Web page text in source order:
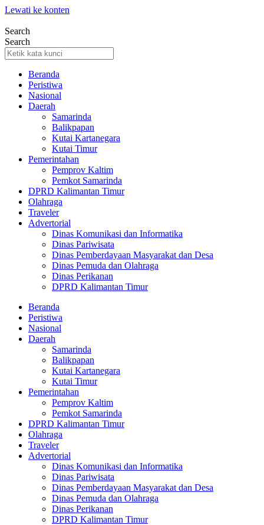
Lewati ke konten
Search
Search
Beranda
Peristiwa
Nasional
Daerah
Samarinda
Balikpapan
Kutai Kartanegara
Kutai Timur
Pemerintahan
Pemprov Kaltim
Pemkot Samarinda
DPRD Kalimantan Timur
Olahraga
Traveler
Advertorial
Dinas Komunikasi dan Informatika
Dinas Pariwisata
Dinas Pemberdayaan Masyarakat dan Desa
Dinas Pemuda dan Olahraga
Dinas Perikanan
DPRD Kalimantan Timur
Beranda
Peristiwa
Nasional
Daerah
Samarinda
Balikpapan
Kutai Kartanegara
Kutai Timur
Pemerintahan
Pemprov Kaltim
Pemkot Samarinda
DPRD Kalimantan Timur
Olahraga
Traveler
Advertorial
Dinas Komunikasi dan Informatika
Dinas Pariwisata
Dinas Pemberdayaan Masyarakat dan Desa
Dinas Pemuda dan Olahraga
Dinas Perikanan
DPRD Kalimantan Timur